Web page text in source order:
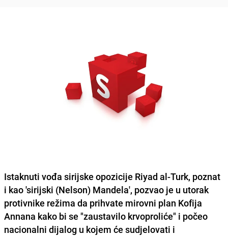
Istaknuti vođa sirijske opozicije Riyad al-Turk, poznat
i kao 'sirijski (Nelson) Mandela', pozvao je u utorak
protivnike režima da prihvate mirovni plan Kofija
Annana kako bi se "zaustavilo krvoproliće" i počeo
nacionalni dijalog u kojem će sudjelovati i